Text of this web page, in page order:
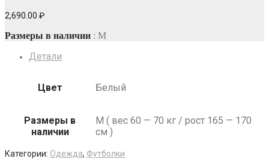
2,690.00 ₽
Размеры в наличии : M
Детали
Цвет Белый
Размеры в
наличии
M ( вес 60 — 70 кг / рост 165 — 170
см )
Категории: Одежда, Футболки